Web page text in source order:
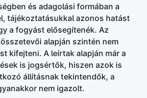
és adagolási formában a
tájékoztatásukkal azonos hatást
a fogyást elősegítenék. Az
összetevői alapján szintén nem
kifejteni. A leírtak alapján már a
is jogsértők, hiszen azok is
állításnak tekintendők, a
nem igazolt.